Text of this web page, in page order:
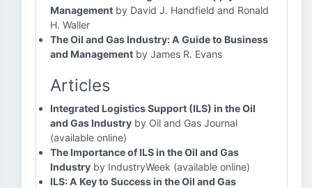
Management by David J. Handfield and Ronald
H. Waller
The Oil and Gas Industry: A Guide to Business
and Management by James R. Evans
Articles
Integrated Logistics Support (ILS) in the Oil
and Gas Industry by Oil and Gas Journal
(available online)
The Importance of ILS in the Oil and Gas
Industry by IndustryWeek (available online)
ILS: A Key to Success in the Oil and Gas